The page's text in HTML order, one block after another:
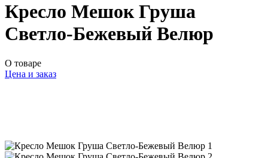
Кресло Мешок Груша
Светло-Бежевый Велюр
О товаре
Цена и заказ